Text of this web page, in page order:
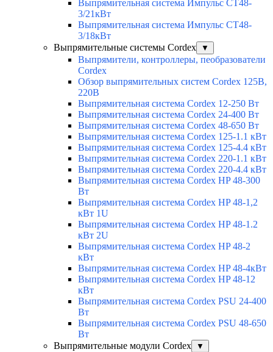
Выпрямительная система Импульс СТ48-
3/21кВт
Выпрямительная система Импульс СТ48-
3/18кВт
Выпрямительные системы Cordex
▼
Выпрямители, контроллеры, пеобразователи
Cordex
Обзор выпрямительных систем Cordex 125В,
220В
Выпрямительная система Cordex 12-250 Вт
Выпрямительная система Cordex 24-400 Вт
Выпрямительная система Cordex 48-650 Вт
Выпрямительная система Cordex 125-1.1 кВт
Выпрямительная система Cordex 125-4.4 кВт
Выпрямительная система Cordex 220-1.1 кВт
Выпрямительная система Cordex 220-4.4 кВт
Выпрямительная система Cordex HP 48-300
Вт
Выпрямительная система Cordex HP 48-1,2
кВт 1U
Выпрямительная система Cordex HP 48-1.2
кВт 2U
Выпрямительная система Cordex HP 48-2
кВт
Выпрямительная система Cordex HP 48-4кВт
Выпрямительная система Cordex HP 48-12
кВт
Выпрямительная система Cordex PSU 24-400
Вт
Выпрямительная система Cordex PSU 48-650
Вт
Выпрямительные модули Cordex
▼